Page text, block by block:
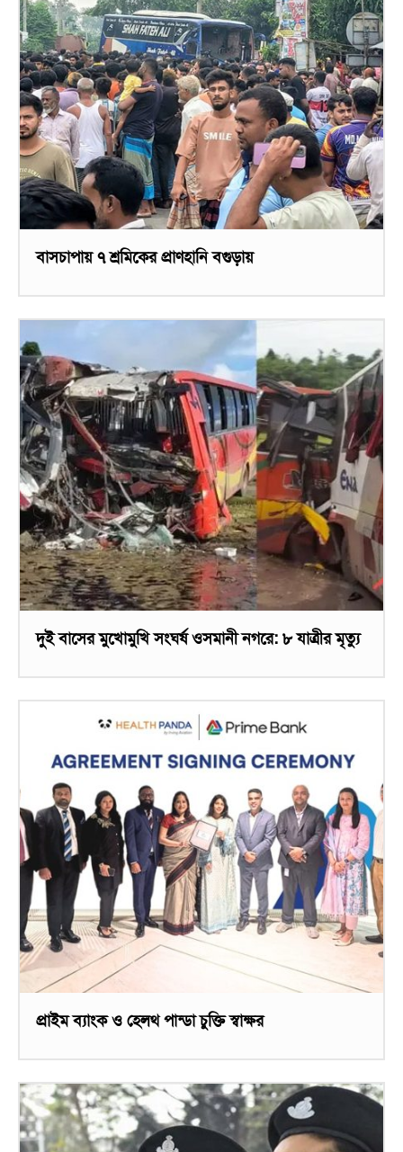
বাসচাপায় ৭ শ্রমিকের প্রাণহানি বগুড়ায়
দুই বাসের মুখোমুখি সংঘর্ষ ওসমানী নগরে: ৮ যাত্রীর মৃত্যু
প্রাইম ব্যাংক ও হেলথ পান্ডা চুক্তি স্বাক্ষর